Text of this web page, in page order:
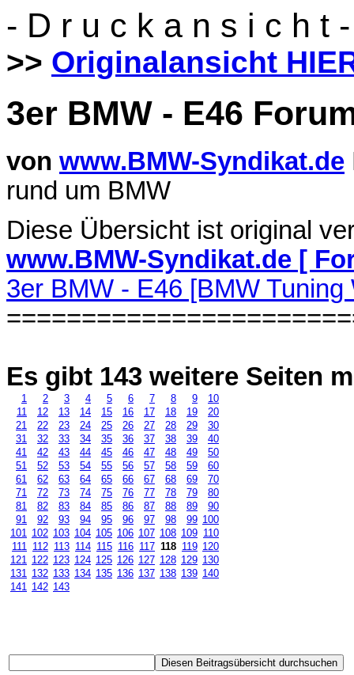
- D r u c k a n s i c h t -
>> Originalansicht
3er BMW - E46
von www.BMW-Syndikat.de
rund um BMW
Diese Übersicht ist original
www.BMW-Syndikat.de [
3er BMW - E46 [BMW
Es gibt 143 weitere Seiten
1 2 3 4 5 6 7 8 9
10
11
12 13 14 15 16 17 18 19
20
21
22 23 24 25 26 27 28 29
30
31
32 33 34 35 36 37 38 39
40
41
42 43 44 45 46 47 48 49
50
51
52 53 54 55 56 57 58 59
60
61
62 63 64 65 66 67 68 69
70
71
72 73 74 75 76 77 78 79
80
81
82 83 84 85 86 87 88 89
90
91
92 93 94 95 96 97 98 99 100
101 102 103 104 105 106 107 108 109 110
111 112 113 114 115 116 117 118 119 120
121 122 123 124 125 126 127 128 129 130
131 132 133 134 135 136 137 138 139 140
141 142 143